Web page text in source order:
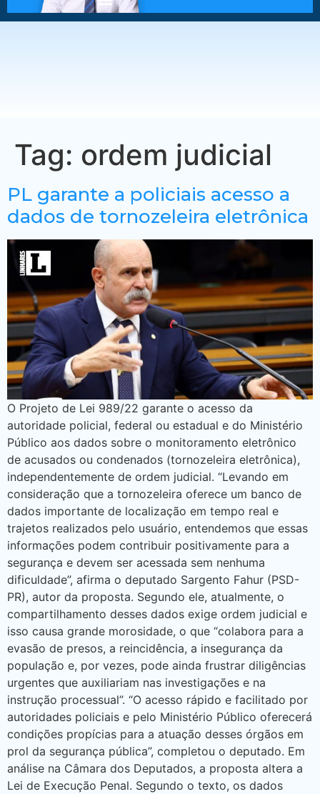
Tag: ordem judicial
PL garante a policiais acesso a
dados de tornozeleira eletrônica
O Projeto de Lei 989/22 garante o acesso da
autoridade policial, federal ou estadual e do Ministério
Público aos dados sobre o monitoramento eletrônico
de acusados ou condenados (tornozeleira eletrônica),
independentemente de ordem judicial. “Levando em
consideração que a tornozeleira oferece um banco de
dados importante de localização em tempo real e
trajetos realizados pelo usuário, entendemos que essas
informações podem contribuir positivamente para a
segurança e devem ser acessada sem nenhuma
dificuldade”, afirma o deputado Sargento Fahur (PSD-
PR), autor da proposta. Segundo ele, atualmente, o
compartilhamento desses dados exige ordem judicial e
isso causa grande morosidade, o que “colabora para a
evasão de presos, a reincidência, a insegurança da
população e, por vezes, pode ainda frustrar diligências
urgentes que auxiliariam nas investigações e na
instrução processual”. “O acesso rápido e facilitado por
autoridades policiais e pelo Ministério Público oferecerá
condições propícias para a atuação desses órgãos em
prol da segurança pública”, completou o deputado. Em
análise na Câmara dos Deputados, a proposta altera a
Lei de Execução Penal. Segundo o texto, os dados